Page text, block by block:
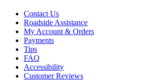
Contact Us
Roadside Assistance
My Account & Orders
Payments
Tips
FAQ
Accessibility
Customer Reviews